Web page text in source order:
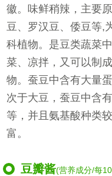
徽。味鲜稍辣，主要
豆、罗汉豆、倭豆等,
科植物。是豆类蔬菜
菜、凉拌，又可以制
物。蚕豆中含有大量
次于大豆，蚕豆中含
等，并且氨基酸种类
富。
豆瓣酱(营养成分/每